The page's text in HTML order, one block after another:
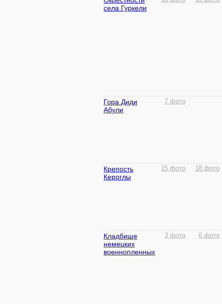
села Гуркели
Гора Диди
Абули
7 фото
Крепость
Кероглы
15 фото 18 фото
Кладбище
немецких
военнопленных
3 фото 6 фото